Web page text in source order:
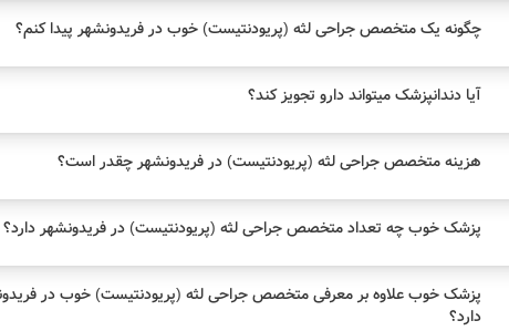
چگونه یک متخصص جراحی لثه (پریودنتیست) خوب در فریدونشهر پیدا کنم؟
آیا دندانپزشک میتواند دارو تجویز کند؟
هزینه متخصص جراحی لثه (پریودنتیست) در فریدونشهر چقدر است؟
پزشک خوب چه تعداد متخصص جراحی لثه (پریودنتیست) در فریدونشهر دارد؟
پزشک خوب علاوه بر معرفی متخصص جراحی لثه (پریودنتیست) خوب در
دارد؟